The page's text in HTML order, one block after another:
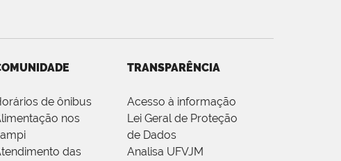
de ônibus
nos
das
TRANSPARÊNCIA
Acesso à informação
Lei Geral de Proteção
de Dados
Analisa UFVJM